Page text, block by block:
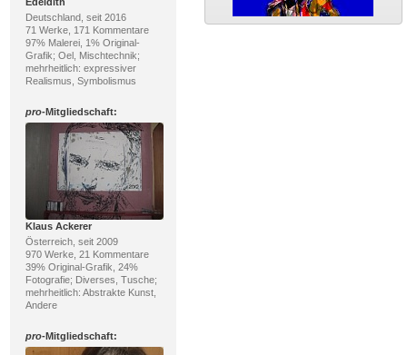
Deutschland, seit 2016
71 Werke, 171 Kommentare
97% Malerei, 1% Original-
Grafik; Oel, Mischtechnik;
mehrheitlich: expressiver
Realismus, Symbolismus
pro-Mitgliedschaft:
Klaus Ackerer
Österreich, seit 2009
970 Werke, 21 Kommentare
39% Original-Grafik, 24%
Fotografie; Diverses, Tusche;
mehrheitlich: Abstrakte Kunst,
Andere
pro-Mitgliedschaft: